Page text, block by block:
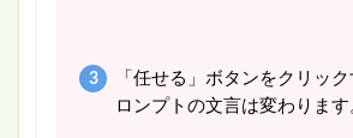
「任せる」ボタンをクリッ
ロンプトの文言は変わります